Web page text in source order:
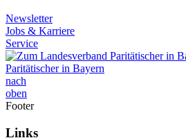
Newsletter
Jobs & Karriere
Service
Paritätischer in Bayern
nach
oben
Footer
Links